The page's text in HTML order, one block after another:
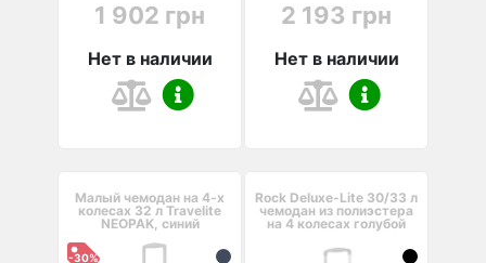
1 902 грн
Нет в наличии
2 193 грн
Нет в наличии
Малый чемодан на 4-х
колесах 32 л Travelite
NEOPAK, синий
-30%
Rock Deluxe-Lite 30/33 л
чемодан из полиэстера
на 4 колесах голубой